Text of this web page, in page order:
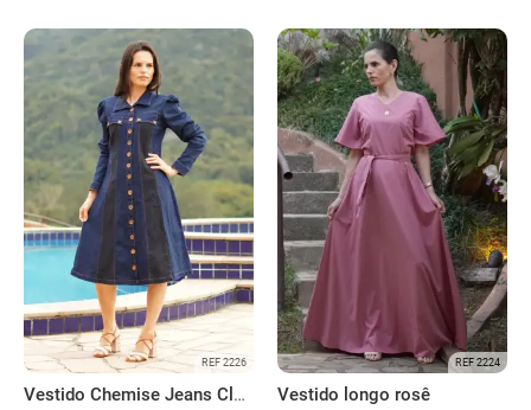
REF 2226
Vestido Chemise Jeans Clássica Serena
REF 2224
Vestido longo rosê